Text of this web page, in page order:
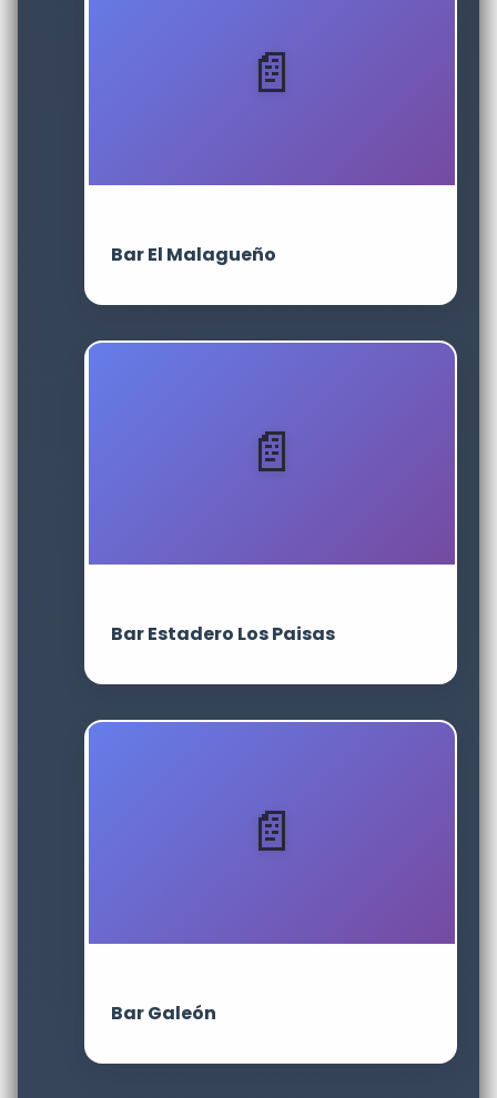
Bar El Malagueño
Bar Estadero Los Paisas
Bar Galeón